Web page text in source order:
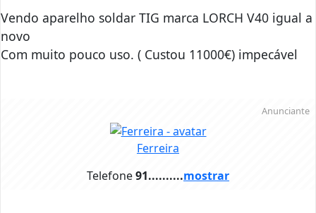
Vendo aparelho soldar TIG marca LORCH V40 igual a
novo
Com muito pouco uso. ( Custou 11000€) impecável
Telefone91..........mostrar
Anunciante
Ferreira